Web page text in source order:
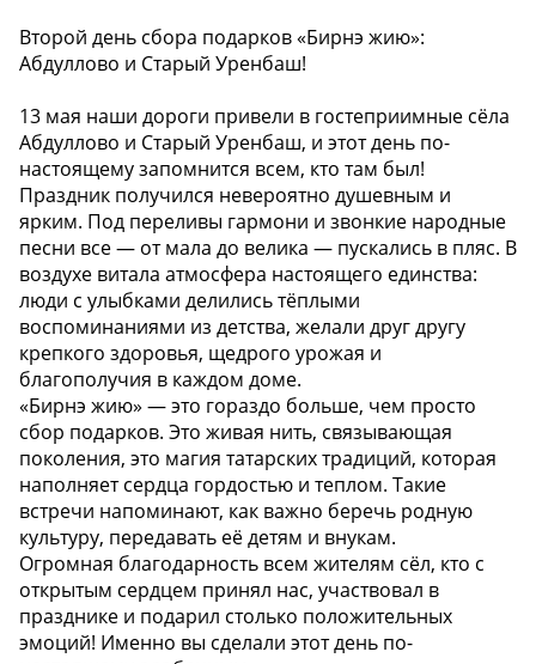
Второй день сбора подарков «Бирнэ жию»:
Абдуллово и Старый Уренбаш!
13 мая наши дороги привели в гостеприимные сёла
Абдуллово и Старый Уренбаш, и этот день по-
настоящему запомнится всем, кто там был!
Праздник получился невероятно душевным и
ярким. Под переливы гармони и звонкие народные
песни все — от мала до велика — пускались в пляс. В
воздухе витала атмосфера настоящего единства:
люди с улыбками делились тёплыми
воспоминаниями из детства, желали друг другу
крепкого здоровья, щедрого урожая и
благополучия в каждом доме.
«Бирнэ жию» — это гораздо больше, чем просто
сбор подарков. Это живая нить, связывающая
поколения, это магия татарских традиций, которая
наполняет сердца гордостью и теплом. Такие
встречи напоминают, как важно беречь родную
культуру, передавать её детям и внукам.
Огромная благодарность всем жителям сёл, кто с
открытым сердцем принял нас, участвовал в
празднике и подарил столько положительных
эмоций! Именно вы сделали этот день по-